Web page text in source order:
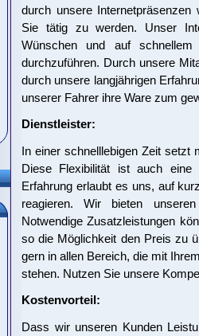
durch unsere
Sie tätig zu werden. Unser
Wünschen und auf
durchzuführen. Durch unsere
durch unsere langjährigen
unserer Fahrer ihre Ware zum
Dienstleister:
In einer schnelllebigen Zeit setzt
Diese Flexibilität ist auch eine
Erfahrung erlaubt es uns, auf
reagieren. Wir bieten unseren
Notwendige Zusatzleistungen
so die Möglichkeit den Preis zu
gern in allen Bereich, die mit
stehen. Nutzen Sie unsere
Kostenvorteil:
Dass wir unseren Kunden